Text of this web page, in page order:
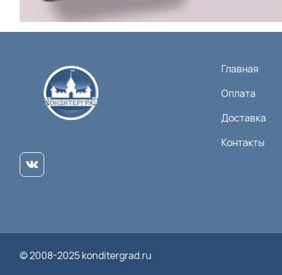
Главная
Оплата
Доставка
Контакты
© 2008-2025 konditergrad.ru